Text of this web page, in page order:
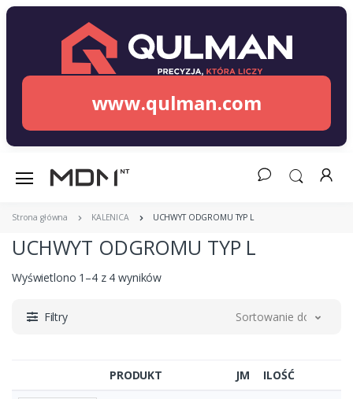
www.qulman.com
Strona główna KALENICA UCHWYT ODGROMU TYP L
UCHWYT ODGROMU TYP L
Wyświetlono 1–4 z 4 wyników
Filtry Sortowanie domyślne
PRODUKT JM ILOŚĆ